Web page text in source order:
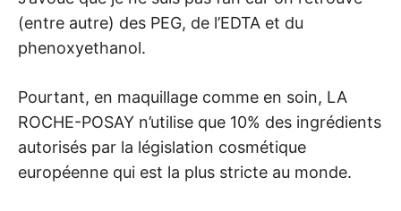
(entre autre) des PEG, de l’EDTA et du
phenoxyethanol.
Pourtant, en maquillage comme en soin, LA
ROCHE-POSAY n’utilise que 10% des ingrédients
autorisés par la législation cosmétique
européenne qui est la plus stricte au monde.